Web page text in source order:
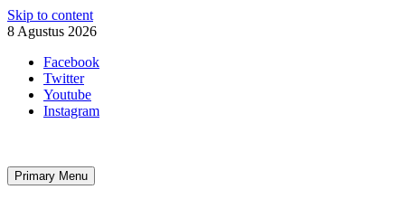
Skip to content
8 Agustus 2026
Facebook
Twitter
Youtube
Instagram
Primary Menu